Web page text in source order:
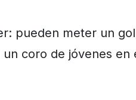
pueden meter un
un coro de jóvenes en